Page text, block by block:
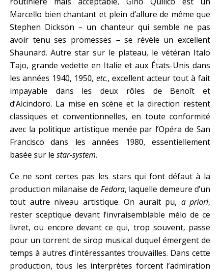
Marcello bien chantant et plein d’allure de même que
Stephen Dickson – un chanteur qui semble ne pas
avoir tenu ses promesses – se révèle un excellent
Shaunard. Autre star sur le plateau, le vétéran Italo
Tajo, grande vedette en Italie et aux États-Unis dans
les années 1940, 1950, etc., excellent acteur tout à fait
impayable dans les deux rôles de Benoît et
d’Alcindoro. La mise en scène et la direction restent
classiques et conventionnelles, en toute conformité
avec la politique artistique menée par l’Opéra de San
Francisco dans les années 1980, essentiellement
basée sur le star-system.
Ce ne sont certes pas les stars qui font défaut à la
production milanaise de Fedora, laquelle demeure d’un
tout autre niveau artistique. On aurait pu, a priori,
rester sceptique devant l’invraisemblable mélo de ce
livret, ou encore devant ce qui, trop souvent, passe
pour un torrent de sirop musical duquel émergent de
temps à autres d’intéressantes trouvailles. Dans cette
production, tous les interprètes forcent l’admiration